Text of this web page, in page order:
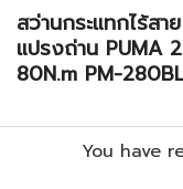
สว่านกระแทกไร้สา
แปรงถ่าน PUMA
80N.m PM-
You have